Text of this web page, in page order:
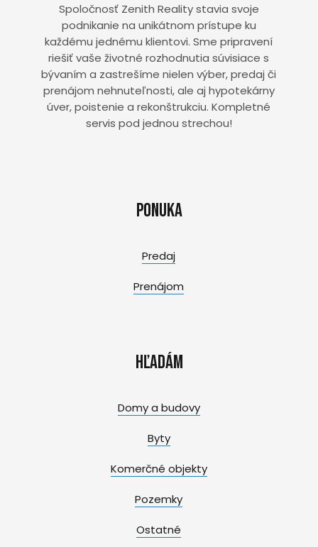
Spoločnosť Zenith Reality stavia svoje
podnikanie na unikátnom prístupe ku
každému jednému klientovi. Sme pripravení
riešiť vaše životné rozhodnutia súvisiace s
bývaním a zastrešíme nielen výber, predaj či
prenájom nehnuteľnosti, ale aj hypotekárny
úver, poistenie a rekonštrukciu. Kompletné
servis pod jednou strechou!
Ponuka
Predaj
Prenájom
Hľadám
Domy a budovy
Byty
Komerčné objekty
Pozemky
Ostatné